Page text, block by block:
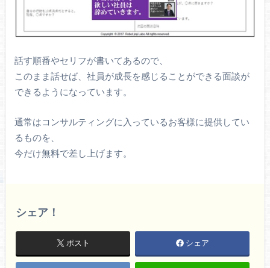
話す順番やセリフが書いてあるので、
このまま話せば、社員が成長を感じることができる面談が
できるようになっています。
通常はコンサルティングに入っているお客様に提供してい
るものを、
今だけ無料で差し上げます。
シェア！
ポスト シェア